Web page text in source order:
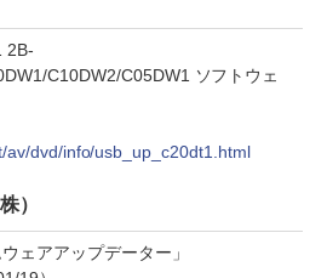
2B-
C10DW2/C05DW1 ソフトウェ
dvd/info/usb_up_c20dt1.html
）
ェアアップデーター」